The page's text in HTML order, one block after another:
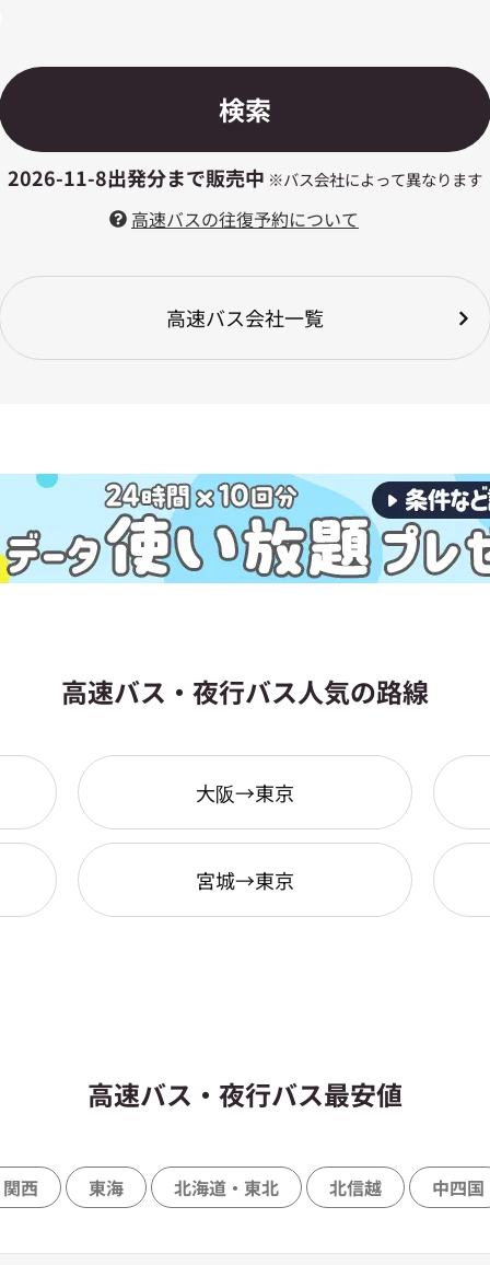
検索
2026-11-8出発分まで販売中 ※バス会社によって異なります
高速バスの往復予約について
高速バス会社一覧
高速バス・夜行バス人気の路線
大阪→東京
宮城→東京
高速バス・夜行バス最安値
関西 東海 北海道・東北 北信越 中四国